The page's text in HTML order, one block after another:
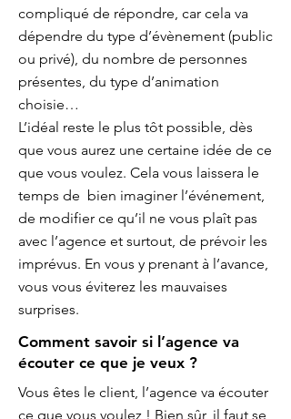
compliqué de répondre, car cela va
dépendre du type d’évènement (public
ou privé), du nombre de personnes
présentes, du type d’animation
choisie…
L’idéal reste le plus tôt possible, dès
que vous aurez une certaine idée de ce
que vous voulez. Cela vous laissera le
temps de bien imaginer l’événement,
de modifier ce qu’il ne vous plaît pas
avec l’agence et surtout, de prévoir les
imprévus. En vous y prenant à l’avance,
vous vous éviterez les mauvaises
surprises.
Comment savoir si l’agence va
écouter ce que je veux ?
Vous êtes le client, l’agence va écouter
ce que vous voulez ! Bien sûr, il faut se